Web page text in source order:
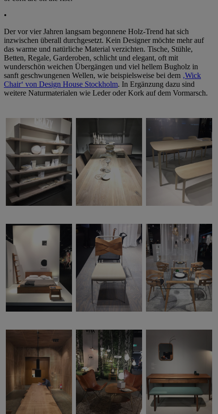
•
Der vor vier Jahren langsam begonnene Holz-Trend hat sich
inzwischen überall durchgesetzt. Kein Designer möchte mehr auf
das warme und natürliche Material verzichten. Tische, Stühle,
Betten, Regale, Garderoben, schlicht und elegant, oft mit
wunderschön weichen Übergängen und viel hellem Bugholz in
sanft geschwungenen Wellen, wie beispielsweise bei dem ‚Wick
Chair‘ von Design House Stockholm. In Ergänzung dazu sind
weitere Naturmaterialen wie Leder oder Kork auf dem Vormarsch.